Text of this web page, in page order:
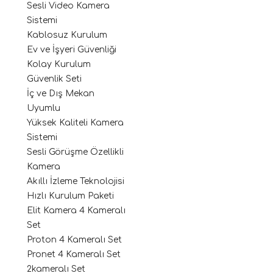
Sesli Video Kamera
Sistemi
Kablosuz Kurulum
Ev ve İşyeri Güvenliği
Kolay Kurulum
Güvenlik Seti
İç ve Dış Mekan
Uyumlu
Yüksek Kaliteli Kamera
Sistemi
Sesli Görüşme Özellikli
Kamera
Akıllı İzleme Teknolojisi
Hızlı Kurulum Paketi
Elit Kamera 4 Kameralı
Set
Proton 4 Kameralı Set
Pronet 4 Kameralı Set
2kameralı Set